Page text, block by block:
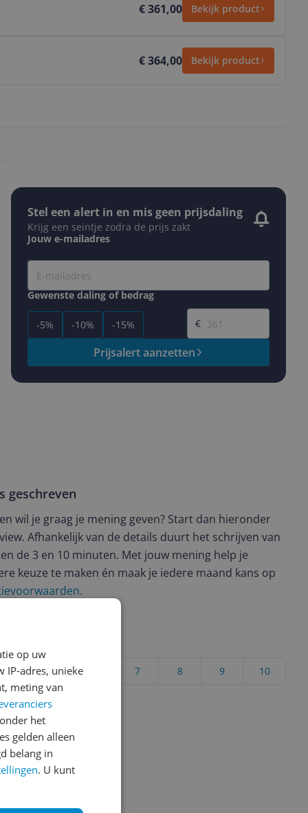
€ 361,00 Bekijk product
€ 364,00 Bekijk product
Stel een alert in en mis geen prijsdaling
Krijg een seintje zodra de prijs zakt
Jouw e-mailadres
Gewenste daling of bedrag
-5% -10% -15%
Gewenste prijs
€
Prijsalert aanzetten
geschreven
wil je graag je mening geven? Start dan hieronder
Afhankelijk van de details duurt het schrijven van
de 3 en 10 minuten. Met jouw mening help je
keuze te maken én maak je iedere maand kans op
10
9
8
7
5
4
op uw
IP-adres, unieke
meting van
het
gelden alleen
belang in
. U kunt